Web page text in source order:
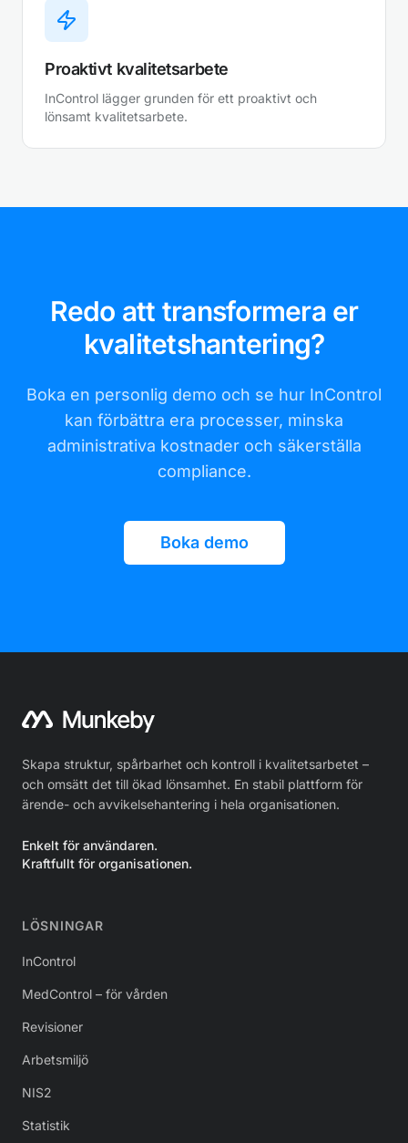
Proaktivt kvalitetsarbete
InControl lägger grunden för ett proaktivt och
lönsamt kvalitetsarbete.
Redo att transformera er
kvalitetshantering?
Boka en personlig demo och se hur InControl
kan förbättra era processer, minska
administrativa kostnader och säkerställa
compliance.
Boka demo
Skapa struktur, spårbarhet och kontroll i kvalitetsarbetet –
och omsätt det till ökad lönsamhet. En stabil plattform för
ärende- och avvikelsehantering i hela organisationen.
Enkelt för användaren.
Kraftfullt för organisationen.
LÖSNINGAR
InControl
MedControl – för vården
Revisioner
Arbetsmiljö
NIS2
Statistik